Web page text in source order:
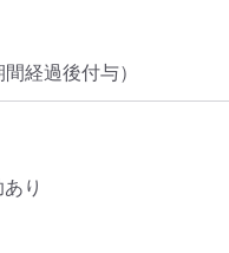
経過後付与）
り